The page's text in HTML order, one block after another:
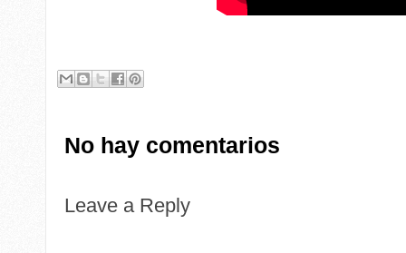
No hay comentarios
Leave a Reply